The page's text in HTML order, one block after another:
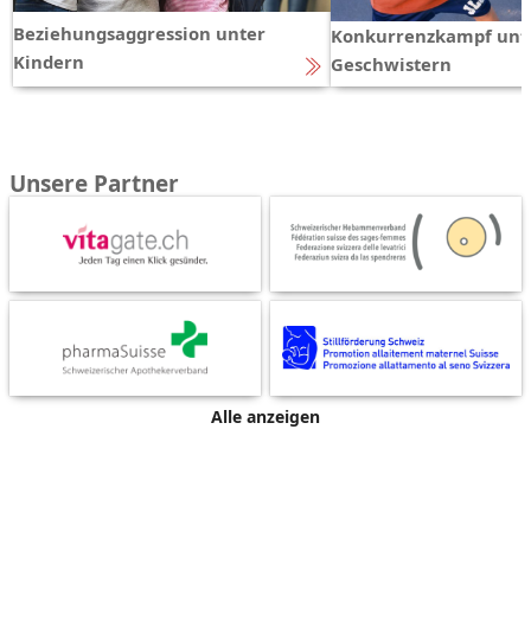
Beziehungsaggression unter
Kindern
Konkurrenzkampf
Geschwistern
Unsere Partner
Alle anzeigen